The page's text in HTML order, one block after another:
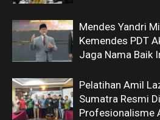
Mendes Yandri
Kemendes PDT
Jaga Nama Baik
Pelatihan Amil
Sumatra Resmi
Profesionalisme